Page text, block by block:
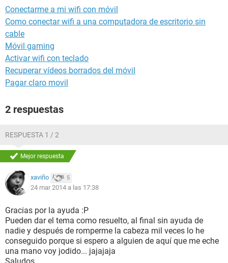
Conectarme a mi wifi con móvil
Como conectar wifi a una computadora de escritorio sin
cable
Móvil gaming
Activar wifi con teclado
Recuperar vídeos borrados del móvil
Pagar claro movil
2 respuestas
RESPUESTA 1 / 2
Mejor respuesta
xaviño 5
24 mar 2014 a las 17:38
Gracias por la ayuda :P
Pueden dar el tema como resuelto, al final sin ayuda de
nadie y después de romperme la cabeza mil veces lo he
conseguido porque si espero a alguien de aquí que me eche
una mano voy jodido... jajajaja